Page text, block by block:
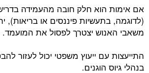
אם אימות הוא חלק חובה מהעמידה
(לדוגמה, בתעשיות פיננסים או בריאות),
משאבי האנוש יצטרך לפסול את המועמד.
התייעצות עם ייעוץ משפטי יכול לעזור
בנהלי גיוס הוגנים.